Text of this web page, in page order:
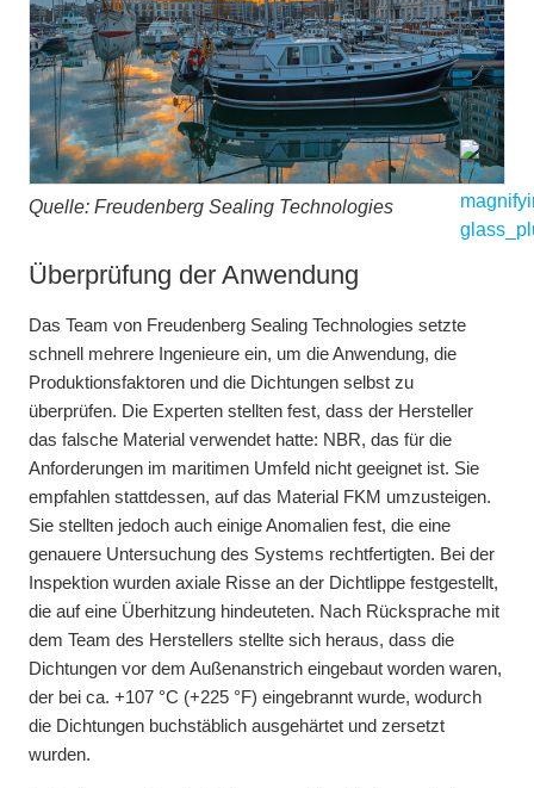
Quelle: Freudenberg Sealing Technologies
Überprüfung der Anwendung
Das Team von Freudenberg Sealing Technologies setzte
schnell mehrere Ingenieure ein, um die Anwendung, die
Produktionsfaktoren und die Dichtungen selbst zu
überprüfen. Die Experten stellten fest, dass der Hersteller
das falsche Material verwendet hatte: NBR, das für die
Anforderungen im maritimen Umfeld nicht geeignet ist. Sie
empfahlen stattdessen, auf das Material FKM umzusteigen.
Sie stellten jedoch auch einige Anomalien fest, die eine
genauere Untersuchung des Systems rechtfertigten. Bei der
Inspektion wurden axiale Risse an der Dichtlippe festgestellt,
die auf eine Überhitzung hindeuteten. Nach Rücksprache mit
dem Team des Herstellers stellte sich heraus, dass die
Dichtungen vor dem Außenanstrich eingebaut worden waren,
der bei ca. +107 °C (+225 °F) eingebrannt wurde, wodurch
die Dichtungen buchstäblich ausgehärtet und zersetzt
wurden.